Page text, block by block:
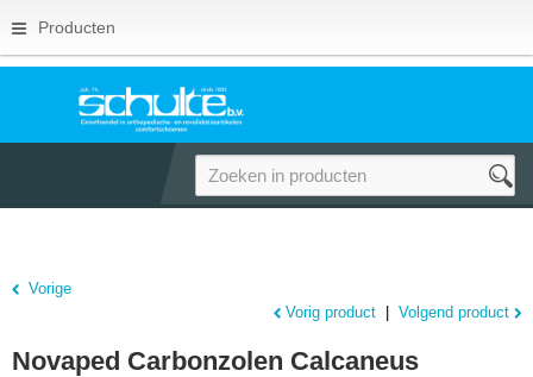
Producten
Vorige
Vorig product
Volgend product
Novaped Carbonzolen Calcaneus